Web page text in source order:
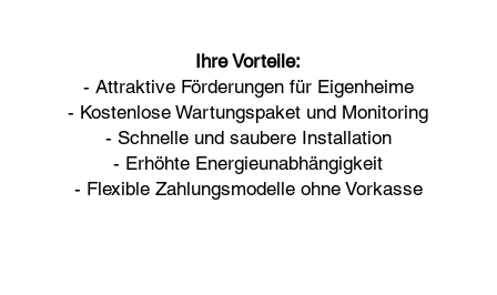
Ihre Vorteile:
- Attraktive Förderungen für Eigenheime
- Kostenlose Wartungspaket und Monitoring
- Schnelle und saubere Installation
- Erhöhte Energieunabhängigkeit
- Flexible Zahlungsmodelle ohne Vorkasse